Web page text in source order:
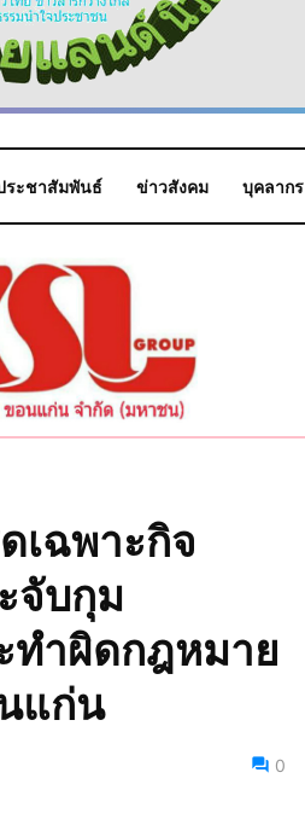
ระชาสัมพันธ์ ข่าวสังคม บุคลากร
เฉพาะกิจ​
บกุม​
ทำ​ผิด​กฎ​หมาย​
แก่น​
0